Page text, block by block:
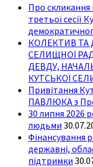
Про скликання
третьої сесії
КОЛЕКТИВ ТА
СЕЛИЩНОЇ
ДЕВДУ,
КУТСЬКОЇ
Привітання
ПАВЛЮКА з
30 липня 2026
людьми
Фінансування
державні,
підтримки